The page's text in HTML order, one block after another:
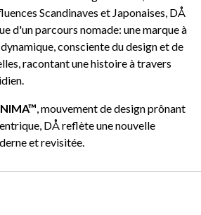
Scandinaves et Japonaises, DÅ
d'un parcours nomade: une marque à
consciente du design et de
racontant une histoire à travers
, mouvement de design prônant
DÅ reflète une nouvelle
et revisitée.